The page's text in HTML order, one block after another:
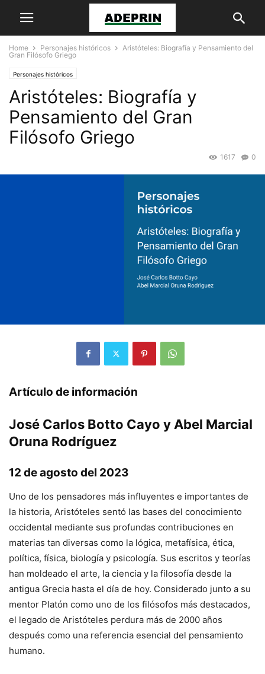
Home Personajes históricos
Aristóteles: Biografía y Pensamiento del
Gran Filósofo Griego
Personajes históricos
Aristóteles: Biografía y
Pensamiento del Gran
Filósofo Griego
0
1617
Artículo de información
José Carlos Botto Cayo y Abel Marcial
Oruna Rodríguez
12 de agosto del 2023
Uno de los pensadores más influyentes e importantes de
la historia, Aristóteles sentó las bases del conocimiento
occidental mediante sus profundas contribuciones en
materias tan diversas como la lógica, metafísica, ética,
política, física, biología y psicología. Sus escritos y teorías
han moldeado el arte, la ciencia y la filosofía desde la
antigua Grecia hasta el día de hoy. Considerado junto a su
mentor Platón como uno de los filósofos más destacados,
el legado de Aristóteles perdura más de 2000 años
después como una referencia esencial del pensamiento
humano.